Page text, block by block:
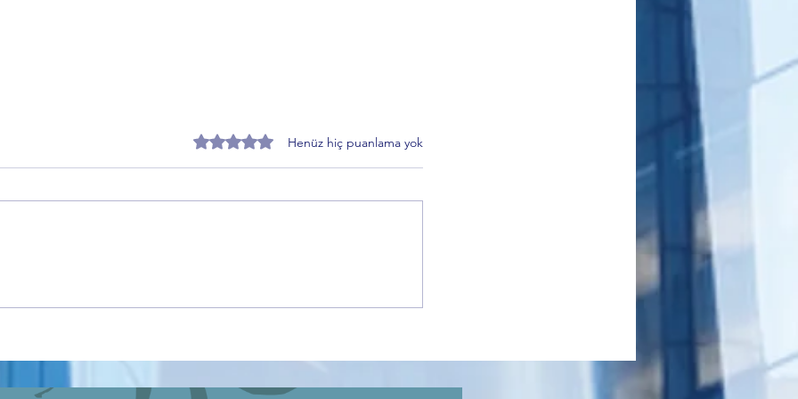
Bursa’nın Tarihi Mirasını
5 üzerinden 0 yıldızHenüz hiç puanlama yok